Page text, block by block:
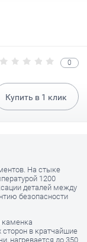
бани и сауны Русь 18
0
Купить в 1 клик
На стыке
1200
деталей между
безопасности
в кратчайшие
нагревается до 350